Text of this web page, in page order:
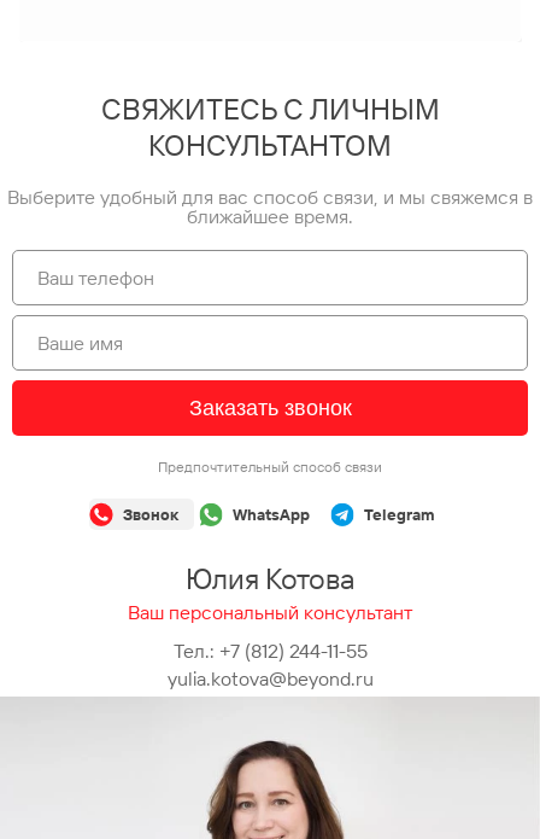
СВЯЖИТЕСЬ С ЛИЧНЫМ
КОНСУЛЬТАНТОМ
Выберите удобный для вас способ связи, и мы свяжемся в
ближайшее время.
Заказать звонок
Предпочтительный способ связи
Звонок WhatsApp Telegram
Юлия Котова
Ваш персональный консультант
Тел.: +7 (812) 244-11-55
yulia.kotova@beyond.ru